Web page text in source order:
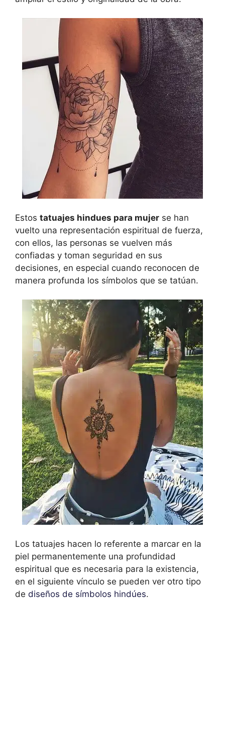
Estos tatuajes hindues para mujer se han
vuelto una representación espiritual de fuerza,
con ellos, las personas se vuelven más
confiadas y toman seguridad en sus
decisiones, en especial cuando reconocen de
manera profunda los símbolos que se tatúan.
Los tatuajes hacen lo referente a marcar en la
piel permanentemente una profundidad
espiritual que es necesaria para la existencia,
en el siguiente vínculo se pueden ver otro tipo
de diseños de símbolos hindúes.